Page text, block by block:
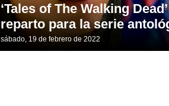
‘Tales of The Walking
reparto para la serie
sábado, 19 de febrero de 2022